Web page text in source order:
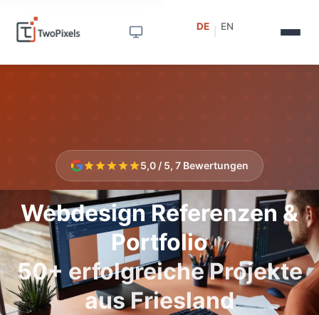
DE EN
5,0 / 5, 7 Bewertungen
Webdesign Referenzen &
Portfolio
50+ erfolgreiche Projekte
aus Friesland